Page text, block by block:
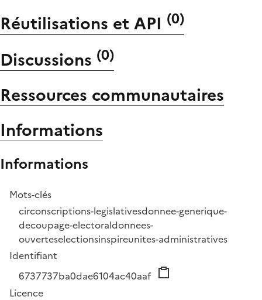
Réutilisations et API (0)
Discussions (0)
Ressources communautaires
Informations
Informations
Mots-clés
circonscriptions-legislativesdonnee-generique-
decoupage-electoraldonnees-
ouverteselectionsinspireunites-administratives
Identifiant
6737737ba0dae6104ac40aaf
Licence